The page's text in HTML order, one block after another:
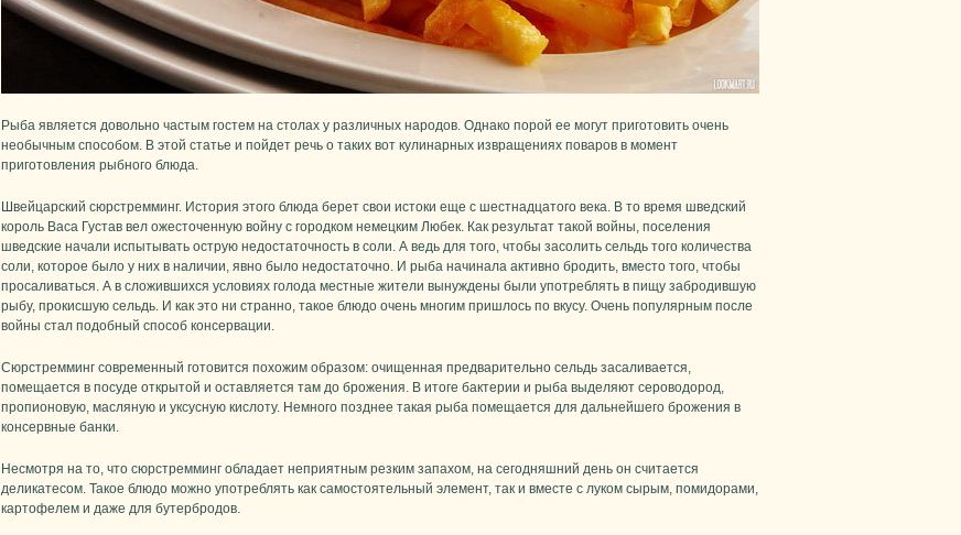
Рыба является довольно частым гостем на столах у различных народов. Однако порой ее могут приготовить очень
необычным способом. В этой статье и пойдет речь о таких вот кулинарных извращениях поваров в момент
приготовления рыбного блюда.
Швейцарский сюрстремминг. История этого блюда берет свои истоки еще с шестнадцатого века. В то время шведский
король Васа Густав вел ожесточенную войну с городком немецким Любек. Как результат такой войны, поселения
шведские начали испытывать острую недостаточность в соли. А ведь для того, чтобы засолить сельдь того количества
соли, которое было у них в наличии, явно было недостаточно. И рыба начинала активно бродить, вместо того, чтобы
просаливаться. А в сложившихся условиях голода местные жители вынуждены были употреблять в пищу забродившую
рыбу, прокисшую сельдь. И как это ни странно, такое блюдо очень многим пришлось по вкусу. Очень популярным после
войны стал подобный способ консервации.
Сюрстремминг современный готовится похожим образом: очищенная предварительно сельдь засаливается,
помещается в посуде открытой и оставляется там до брожения. В итоге бактерии и рыба выделяют сероводород,
пропионовую, масляную и уксусную кислоту. Немного позднее такая рыба помещается для дальнейшего брожения в
консервные банки.
Несмотря на то, что сюрстремминг обладает неприятным резким запахом, на сегодняшний день он считается
деликатесом. Такое блюдо можно употреблять как самостоятельный элемент, так и вместе с луком сырым, помидорами,
картофелем и даже для бутербродов.